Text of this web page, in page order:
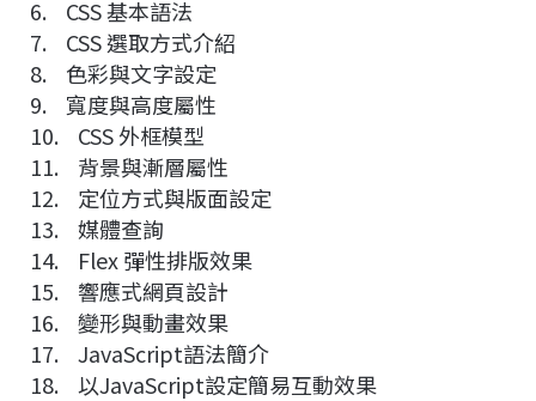
6. CSS 基本語法
7. CSS 選取方式介紹
8. 色彩與文字設定
9. 寬度與高度屬性
10. CSS 外框模型
11. 背景與漸層屬性
12. 定位方式與版面設定
13. 媒體查詢
14. Flex 彈性排版效果
15. 響應式網頁設計
16. 變形與動畫效果
17. JavaScript語法簡介
18. 以JavaScript設定簡易互動效果